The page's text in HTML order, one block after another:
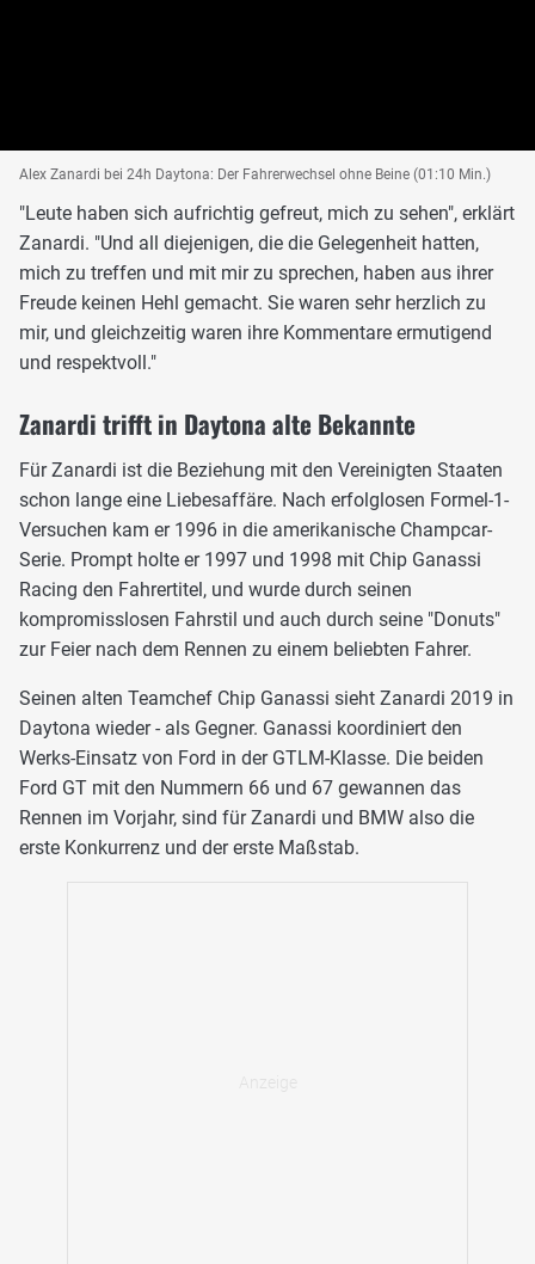
Alex Zanardi bei 24h Daytona: Der Fahrerwechsel ohne Beine (01:10 Min.)
"Leute haben sich aufrichtig gefreut, mich zu sehen", erklärt
Zanardi. "Und all diejenigen, die die Gelegenheit hatten,
mich zu treffen und mit mir zu sprechen, haben aus ihrer
Freude keinen Hehl gemacht. Sie waren sehr herzlich zu
mir, und gleichzeitig waren ihre Kommentare ermutigend
und respektvoll."
Zanardi trifft in Daytona alte Bekannte
Für Zanardi ist die Beziehung mit den Vereinigten Staaten
schon lange eine Liebesaffäre. Nach erfolglosen Formel-1-
Versuchen kam er 1996 in die amerikanische Champcar-
Serie. Prompt holte er 1997 und 1998 mit Chip Ganassi
Racing den Fahrertitel, und wurde durch seinen
kompromisslosen Fahrstil und auch durch seine "Donuts"
zur Feier nach dem Rennen zu einem beliebten Fahrer.
Seinen alten Teamchef Chip Ganassi sieht Zanardi 2019 in
Daytona wieder - als Gegner. Ganassi koordiniert den
Werks-Einsatz von Ford in der GTLM-Klasse. Die beiden
Ford GT mit den Nummern 66 und 67 gewannen das
Rennen im Vorjahr, sind für Zanardi und BMW also die
erste Konkurrenz und der erste Maßstab.